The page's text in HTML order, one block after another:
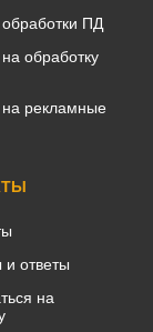
ПД
обработку
рекламные
ответы
на